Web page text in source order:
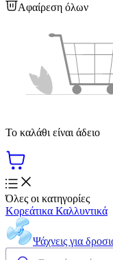
Αφαίρεση όλων
Το καλάθι είναι άδειο
Όλες οι κατηγορίες
Κορεάτικα Καλλυντικά
Ψάχνεις για